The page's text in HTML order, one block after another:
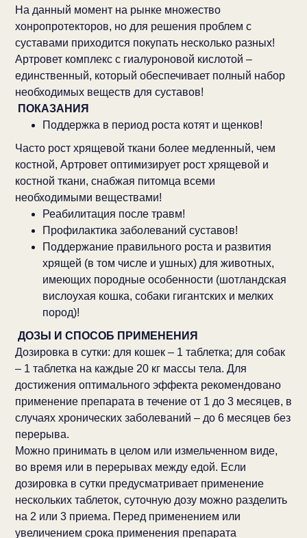
На данный момент на рынке множество
хонропротекторов, но для решения проблем с
суставами приходится покупать несколько разных!
Артровет комплекс с гиалуроновой кислотой –
единственный, который обеспечивает полный набор
необходимых веществ для суставов!
ПОКАЗАНИЯ
Поддержка в период роста котят и щенков!
Часто рост хрящевой ткани более медленный, чем
костной, Артровет оптимизирует рост хрящевой и
костной ткани, снабжая питомца всеми
необходимыми веществами!
Реабилитация после травм!
Профилактика заболеваний суставов!
Поддержание правильного роста и развития
хрящей (в том числе и ушных) для животных,
имеющих породные особенности (шотландская
вислоухая кошка, собаки гигантских и мелких
пород)!
ДОЗЫ И СПОСОБ ПРИМЕНЕНИЯ
Дозировка в сутки: для кошек – 1 таблетка; для собак
– 1 таблетка на каждые 20 кг массы тела. Для
достижения оптимального эффекта рекомендовано
применение препарата в течение от 1 до 3 месяцев, в
случаях хронических заболеваний – до 6 месяцев без
перерыва.
Можно принимать в целом или измельченном виде,
во время или в перерывах между едой. Если
дозировка в сутки предусматривает применение
нескольких таблеток, суточную дозу можно разделить
на 2 или 3 приема. Перед применением или
увеличением срока применения препарата